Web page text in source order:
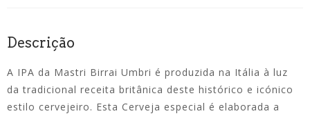
Descrição
A IPA da Mastri Birrai Umbri é produzida na Itália à luz
da tradicional receita britânica deste histórico e icónico
estilo cervejeiro. Esta Cerveja especial é elaborada a